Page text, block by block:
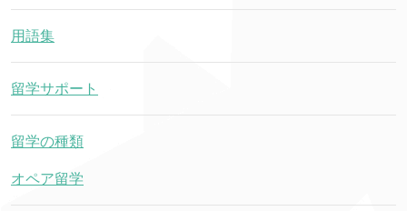
用語集
留学サポート
留学の種類
オペア留学